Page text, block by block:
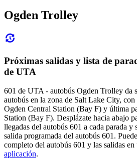
Ogden Trolley
Próximas salidas y lista de
de UTA
601 de UTA - autobús Ogden Trolley da
autobús en la zona de Salt Lake City, con
Ogden Central Station (Bay F) y última
Station (Bay F). Desplázate hacia abajo
llegadas del autobús 601 a cada parada y
salida programada del autobús 601.
completo del autobús 601 y las salidas en
aplicación.